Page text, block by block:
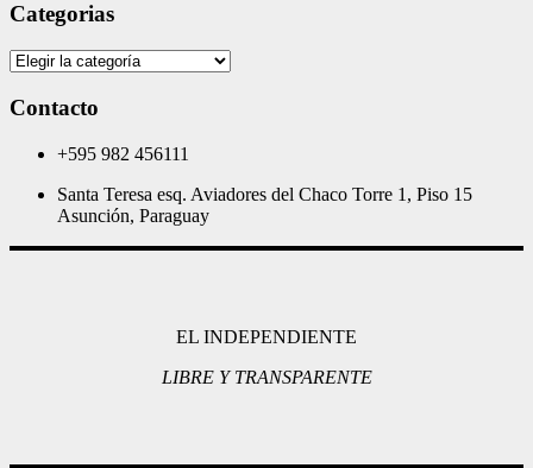
Categorias
Categorias
Contacto
+595 982 456111
Santa Teresa esq. Aviadores del Chaco Torre 1, Piso 15
Asunción, Paraguay
EL INDEPENDIENTE
LIBRE Y TRANSPARENTE